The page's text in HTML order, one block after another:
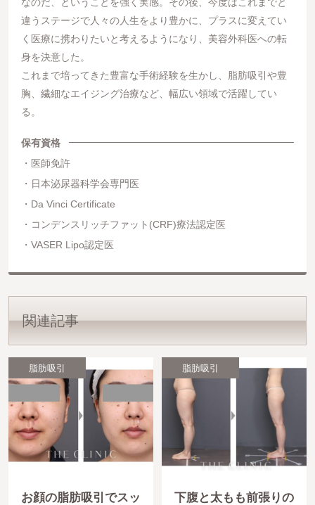
違うステージで人々の人生をより豊かに、プラスに変えてい
く医療に携わりたいと考えるようになり、美容外科医への転
身を決意した。
これまで培ってきた豊富な手術経験を生かし、脂肪吸引や豊
胸、繊細なエイジング治療など、幅広い領域で活躍してい
る。
保有資格
医師免許
日本泌尿器科学会専門医
Da Vinci Certificate
コンデンスリッチファット(CRF)療法認定医
VASER Lipo認定医
関連記事
脂肪吸引
お顔の脂肪吸引でスッ
脂肪吸引
下腹と太もも前張りの